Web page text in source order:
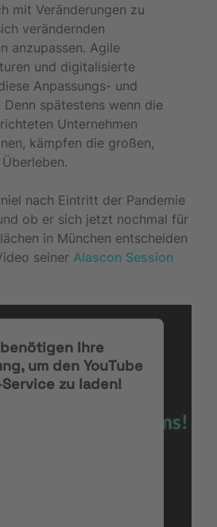
mit Veränderungen zu
verändernden
anzupassen. Agile
und digitalisierte
Anpassungs- und
spätestens wenn die
Unternehmen
kämpfen die großen,
nach Eintritt der Pandemie
ob er sich jetzt nochmal für
in München entscheiden
seiner Alascon Session
Ihre
um den YouTube
zu laden!